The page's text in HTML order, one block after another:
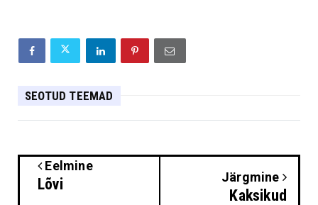
SEOTUD TEEMAD
Eelmine
Lõvi Järgmine
Kaksikud